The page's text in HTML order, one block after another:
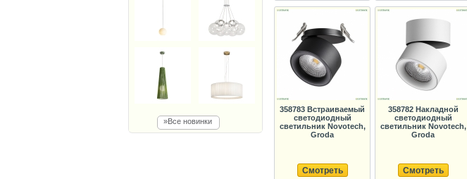
»Все новинки
358783 Встраиваемый
светодиодный
светильник Novotech,
Groda
Смотреть
358782 Накладной
светодиодный
светильник Novotech,
Groda
Смотреть